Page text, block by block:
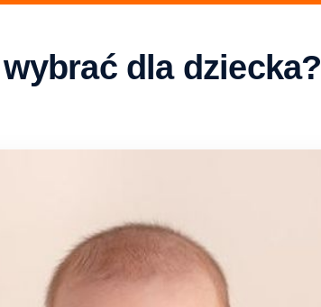
dla dziecka?